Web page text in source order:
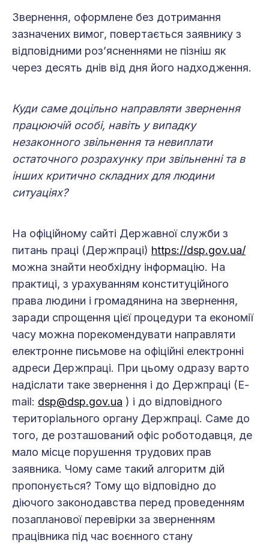
Звернення, оформлене без дотримання
зазначених вимог, повертається заявнику з
відповідними роз’ясненнями не пізніш як
через десять днів від дня його надходження.
Куди саме доцільно направляти звернення
працюючій особі, навіть у випадку
незаконного звільнення та невиплати
остаточного розрахунку при звільненні та в
інших критично складних для людини
ситуаціях?
На офіційному сайті Державної служби з
питань праці (Держпраці) https://dsp.gov.ua/
можна знайти необхідну інформацію. На
практиці, з урахуванням конституційного
права людини і громадянина на звернення,
заради спрощення цієї процедури та економії
часу можна порекомендувати направляти
електронне письмове на офіційні електронні
адреси Держпраці. При цьому одразу варто
надіслати таке звернення і до Держпраці (Е-
mail: dsp@dsp.gov.ua ) і до відповідного
територіального органу Держпраці. Саме до
того, де розташований офіс роботодавця, де
мало місце порушення трудових прав
заявника. Чому саме такий алгоритм дій
пропонується? Тому що відповідно до
діючого законодавства перед проведенням
позапланової перевірки за зверненням
працівника під час воєнного стану